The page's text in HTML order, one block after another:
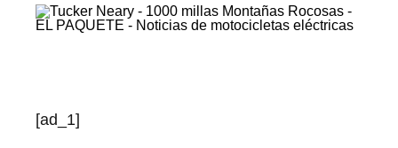
[ad_1]